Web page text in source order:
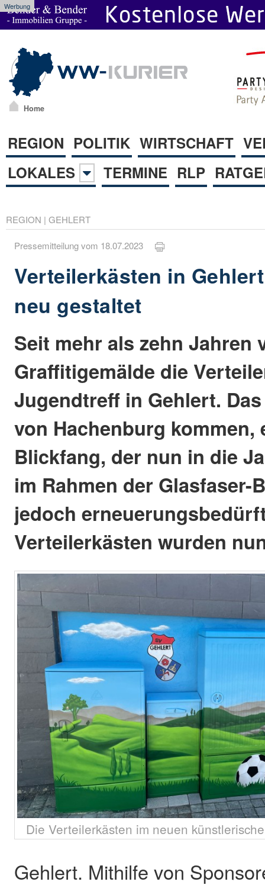
Werbung
Home
REGION POLITIK WIRTSCHAFT
LOKALES
TERMINE RLP
REGION | GEHLERT
Pressemitteilung vom 18.07.2023
Verteilerkästen in
neu gestaltet
Seit mehr als zehn Jahren
Graffitigemälde die
Jugendtreff in Gehlert.
von Hachenburg kommen,
Blickfang, der nun in die
im Rahmen der Glasfaser-
jedoch
Verteilerkästen wurden
Die Verteilerkästen im neuen
Gehlert. Mithilfe von